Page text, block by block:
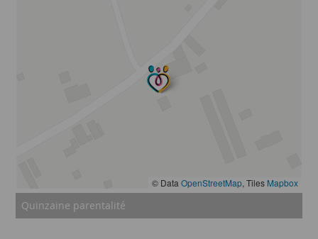
© Data OpenStreetMap, Tiles Mapbox
Quinzaine parentalité